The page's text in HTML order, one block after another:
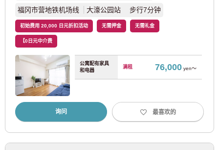
福冈市营地铁机场线 大濠公园站 步行7分钟
初始费用 20,000 日元折扣活动 无需押金 无需礼金
【0日元中介费
公寓配有家具
和电器
满租 76,000yen～
询问 最喜欢的
(19)
大阪地铁中央线 (15)
大阪地铁堺筋线 (5)
大阪地铁今里筋线 (28)
JR西日本
日 月
年
1
2
03-6712-4346